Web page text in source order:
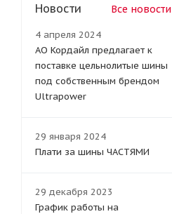
Новости Все новости
4 апреля 2024
АО Кордайл предлагает к
поставке цельнолитые шины
под собственным брендом
Ultrapower
29 января 2024
Плати за шины ЧАСТЯМИ
29 декабря 2023
График работы на